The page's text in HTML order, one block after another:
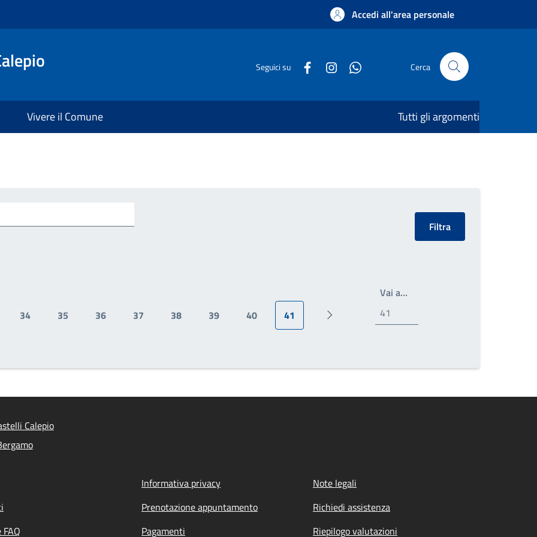
Accedi all'area personale
Seguici su Cerca
Vivere il Comune Tutti gli argomenti
Pagina
34
Pagina
35
Pagina
36
Pagina
37
Pagina
38
Pagina
39
Pagina
40
Pagina attuale
41
Prossima pagina
Vai a…
Calepio
Informativa privacy
Note legali
Prenotazione appuntamento
Richiedi assistenza
Pagamenti Riepilogo valutazioni